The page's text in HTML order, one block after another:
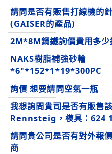
請問是否有販售打線機的
(GAISER的產品)
2M*8M鋼鐵詢價費用多少
NAKS樹脂補強砂輪
*6"*152*1*19*300PC
詢價 想要請問空氣一瓶
我想詢問貴司是否有販售
Rennsteig，模具：624
請問貴公司是否有對外報
商